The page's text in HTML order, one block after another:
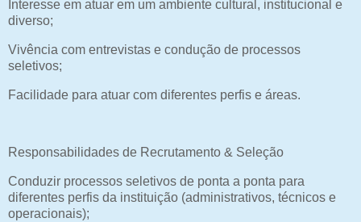
Interesse em atuar em um ambiente cultural, institucional e
diverso;
Vivência com entrevistas e condução de processos
seletivos;
Facilidade para atuar com diferentes perfis e áreas.
Responsabilidades de Recrutamento & Seleção
Conduzir processos seletivos de ponta a ponta para
diferentes perfis da instituição (administrativos, técnicos e
operacionais);